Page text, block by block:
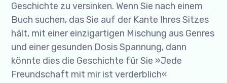
Geschichte zu versinken. Wenn Sie nach einem
Buch suchen, das Sie auf der Kante Ihres Sitzes
hält, mit einer einzigartigen Mischung aus Genres
und einer gesunden Dosis Spannung, dann
könnte dies die Geschichte für Sie »Jede
Freundschaft mit mir ist verderblich«